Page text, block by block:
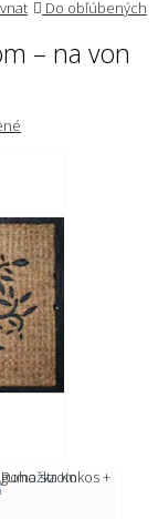
Do obľúbených
– na von